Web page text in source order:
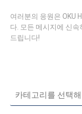
여러분의 응원은 OKU
다. 모든 메시지에 신
드립니다!